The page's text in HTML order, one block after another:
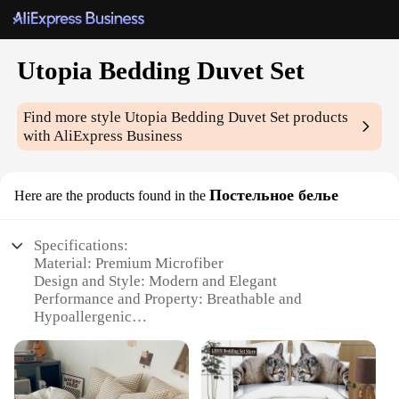
Utopia Bedding Duvet Set
Find more styleUtopia Bedding Duvet Set products
with AliExpress Business
Here are the products found in the Постельное белье
Specifications:
Material: Premium Microfiber
Design and Style: Modern and Elegant
Performance and Property: Breathable and
Hypoallergenic
Shape or Size: Twin, Full, Queen, King, and
California King
Parts and Accessories: Duvet Cover and Pillowcases